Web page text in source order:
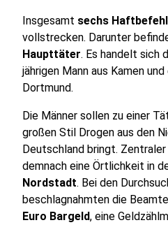
Insgesamt sechs
vollstrecken. Darunter
Haupttäter. Es handelt sich
jährigen Mann aus Kamen
Dortmund.
Die Männer sollen zu einer
großen Stil Drogen aus den
Deutschland bringt.
demnach eine Örtlichkeit in
Nordstadt. Bei den
beschlagnahmten die
Euro Bargeld, eine